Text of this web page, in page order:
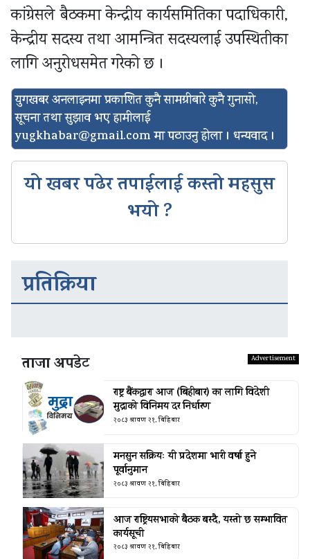
कांग्रेसले बैठकमा केन्द्रीय कार्यसमितिका पदाधिकारी,
केन्द्रीय सदस्य तथा आमन्त्रित सदस्यलाई उपस्थितीका
लागि अनुरोधसमेत गरेको छ ।
युगखबर अनलाइनमा प्रकाशित कुनै सामग्रीबारे कुनै गुनासो,
सूचना तथा सुझाव भए हामीलाई
yugkhabar@gmail.comमा पठाउनु होला । धन्यवाद ।
यो खबर पढेर तपाईलाई कस्तो महसुस
भयो ?
प्रतिक्रिया
ताजा अपडेट
राष्ट्र बैंकद्धारा आज (बिहीबार) का लागि विदेशी
मुद्राको विनिमय दर निर्धारण
२०८३ श्रावण २१, बिहिबार
मनसुन सक्रियः यी प्रदेशमा भारी वर्षा हुने
पूर्वानुमान
२०८३ श्रावण २१, बिहिबार
आज राष्ट्रियसभाको बैठक बस्दै, यस्तो छ सम्भावित
कार्यसूची
२०८३ श्रावण २१, बिहिबार